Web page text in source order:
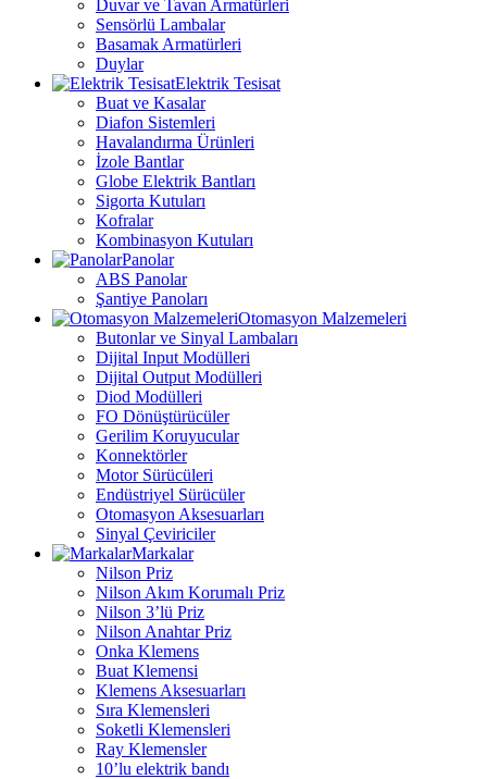
Duvar ve Tavan Armatürleri
Sensörlü Lambalar
Basamak Armatürleri
Duylar
Elektrik Tesisat
Buat ve Kasalar
Diafon Sistemleri
Havalandırma Ürünleri
İzole Bantlar
Globe Elektrik Bantları
Sigorta Kutuları
Kofralar
Kombinasyon Kutuları
Panolar
ABS Panolar
Şantiye Panoları
Otomasyon Malzemeleri
Butonlar ve Sinyal Lambaları
Dijital Input Modülleri
Dijital Output Modülleri
Diod Modülleri
FO Dönüştürücüler
Gerilim Koruyucular
Konnektörler
Motor Sürücüleri
Endüstriyel Sürücüler
Otomasyon Aksesuarları
Sinyal Çeviriciler
Markalar
Nilson Priz
Nilson Akım Korumalı Priz
Nilson 3’lü Priz
Nilson Anahtar Priz
Onka Klemens
Buat Klemensi
Klemens Aksesuarları
Sıra Klemensleri
Soketli Klemensleri
Ray Klemensler
10’lu elektrik bandı